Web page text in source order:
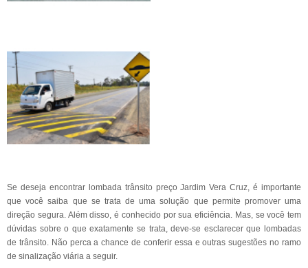
Se deseja encontrar lombada trânsito preço Jardim Vera Cruz, é importante
que você saiba que se trata de uma solução que permite promover uma
direção segura. Além disso, é conhecido por sua eficiência. Mas, se você tem
dúvidas sobre o que exatamente se trata, deve-se esclarecer que lombadas
de trânsito. Não perca a chance de conferir essa e outras sugestões no ramo
de sinalização viária a seguir.